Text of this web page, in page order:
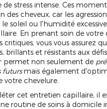
de stress intense. Ces
des cheveux, car les
le soleil ou l'humidité
En prenant soin de votre
critiques, vous vous assurez
brillants et résistants aux
permet non seulement de
futursmais également
votre chevelure.
cet entretien capillaire, il
routine de soins à domicile